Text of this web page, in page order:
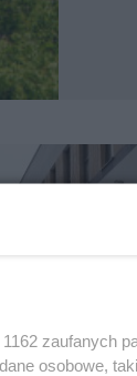
zaufanych
osobowe,